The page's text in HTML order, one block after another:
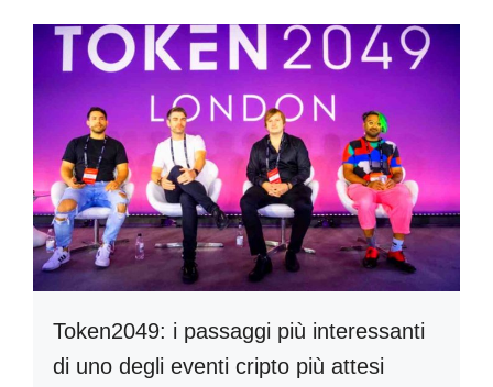
Token2049: i passaggi più interessanti
di uno degli eventi cripto più attesi